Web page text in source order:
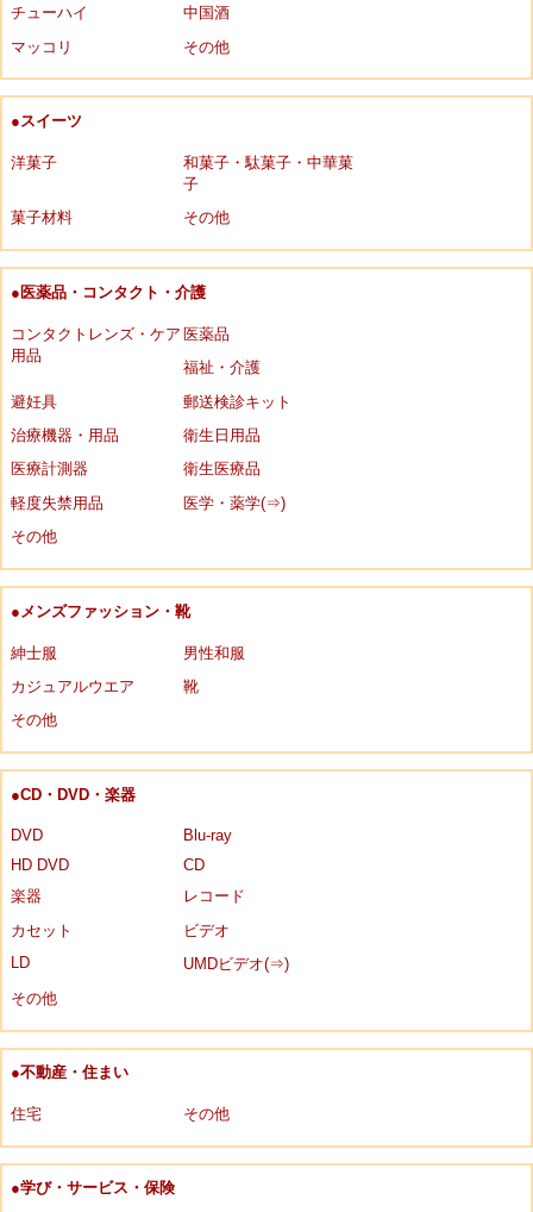
チューハイ
中国酒
マッコリ
その他
●スイーツ
洋菓子
和菓子・駄菓子・中華菓
子
菓子材料
その他
●医薬品・コンタクト・介護
コンタクトレンズ・ケア
用品
医薬品
福祉・介護
避妊具
郵送検診キット
治療機器・用品
衛生日用品
医療計測器
衛生医療品
軽度失禁用品
医学・薬学(⇒)
その他
●メンズファッション・靴
紳士服
男性和服
カジュアルウエア
靴
その他
●CD・DVD・楽器
DVD
Blu-ray
HD DVD
CD
楽器
レコード
カセット
ビデオ
LD
UMDビデオ(⇒)
その他
●不動産・住まい
住宅 その他
●学び・サービス・保険